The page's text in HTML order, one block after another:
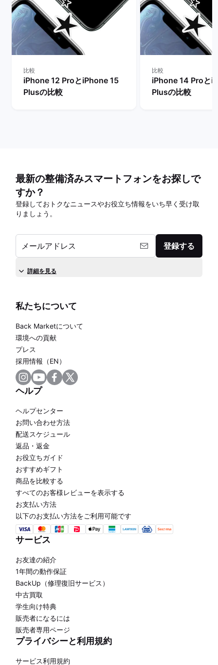
比較
iPhone 12 ProとiPhone 15
Plusの比較
比較
iPhone 14 Proと
Plusの比較
最新の整備済みスマートフォンをお探しで
すか？
登録しておトクなニュースやお役立ち情報をいち早く受け取
りましょう。
メールアドレス 登録する
詳細を見る
私たちについて
Back Marketについて
環境への貢献
プレス
採用情報（EN）
ヘルプ
ヘルプセンター
お問い合わせ方法
配送スケジュール
返品・返金
お役立ちガイド
おすすめギフト
商品を比較する
すべてのお客様レビューを表示する
お支払い方法
以下のお支払い方法をご利用可能です
サービス
お友達の紹介
1年間の動作保証
BackUp（修理復旧サービス）
中古買取
学生向け特典
販売者になるには
販売者専用ページ
プライバシーと利用規約
サービス利用規約